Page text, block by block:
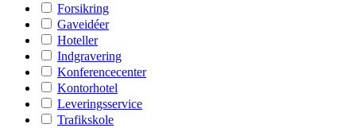
Forsikring
Gaveidéer
Hoteller
Indgravering
Konferencecenter
Kontorhotel
Leveringsservice
Trafikskole